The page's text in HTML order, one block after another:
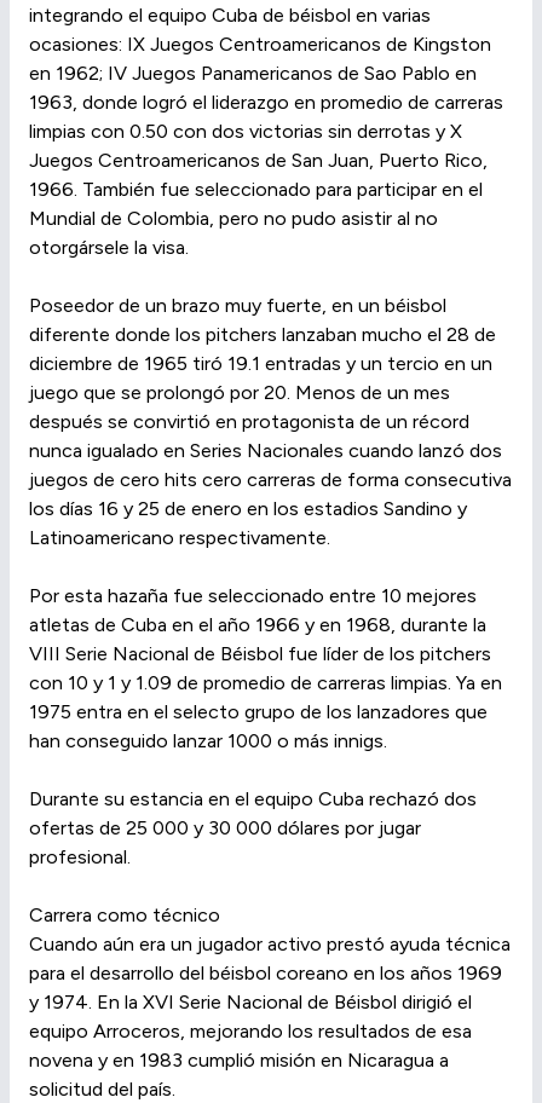
integrando el equipo Cuba de béisbol en varias
ocasiones: IX Juegos Centroamericanos de Kingston
en 1962; IV Juegos Panamericanos de Sao Pablo en
1963, donde logró el liderazgo en promedio de carreras
limpias con 0.50 con dos victorias sin derrotas y X
Juegos Centroamericanos de San Juan, Puerto Rico,
1966. También fue seleccionado para participar en el
Mundial de Colombia, pero no pudo asistir al no
otorgársele la visa.
Poseedor de un brazo muy fuerte, en un béisbol
diferente donde los pitchers lanzaban mucho el 28 de
diciembre de 1965 tiró 19.1 entradas y un tercio en un
juego que se prolongó por 20. Menos de un mes
después se convirtió en protagonista de un récord
nunca igualado en Series Nacionales cuando lanzó dos
juegos de cero hits cero carreras de forma consecutiva
los días 16 y 25 de enero en los estadios Sandino y
Latinoamericano respectivamente.
Por esta hazaña fue seleccionado entre 10 mejores
atletas de Cuba en el año 1966 y en 1968, durante la
VIII Serie Nacional de Béisbol fue líder de los pitchers
con 10 y 1 y 1.09 de promedio de carreras limpias. Ya en
1975 entra en el selecto grupo de los lanzadores que
han conseguido lanzar 1000 o más innigs.
Durante su estancia en el equipo Cuba rechazó dos
ofertas de 25 000 y 30 000 dólares por jugar
profesional.
Carrera como técnico
Cuando aún era un jugador activo prestó ayuda técnica
para el desarrollo del béisbol coreano en los años 1969
y 1974. En la XVI Serie Nacional de Béisbol dirigió el
equipo Arroceros, mejorando los resultados de esa
novena y en 1983 cumplió misión en Nicaragua a
solicitud del país.